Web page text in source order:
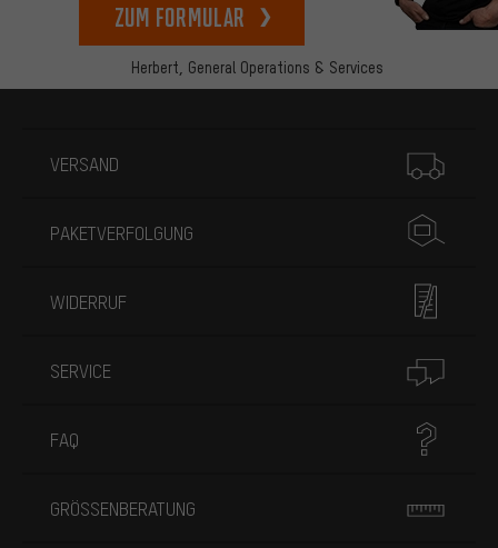
Herbert, General Operations & Services
zum Formular
VERSAND
PAKETVERFOLGUNG
WIDERRUF
SERVICE
FAQ
GRÖSSENBERATUNG